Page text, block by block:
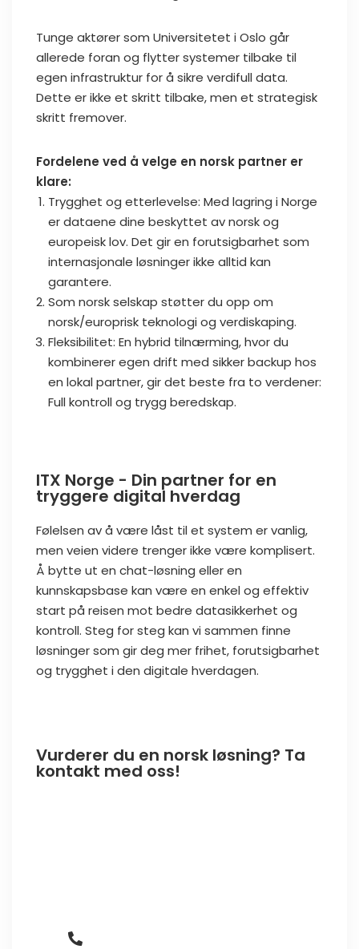
Tunge aktører som Universitetet i Oslo går
allerede foran og flytter systemer tilbake til
egen infrastruktur for å sikre verdifull data.
Dette er ikke et skritt tilbake, men et strategisk
skritt fremover.
Fordelene ved å velge en norsk partner er
klare:
Trygghet og etterlevelse: Med lagring i Norge
er dataene dine beskyttet av norsk og
europeisk lov. Det gir en forutsigbarhet som
internasjonale løsninger ikke alltid kan
garantere.
Som norsk selskap støtter du opp om
norsk/europrisk teknologi og verdiskaping.
Fleksibilitet: En hybrid tilnærming, hvor du
kombinerer egen drift med sikker backup hos
en lokal partner, gir det beste fra to verdener:
Full kontroll og trygg beredskap.
ITX Norge - Din partner for en
tryggere digital hverdag
Følelsen av å være låst til et system er vanlig,
men veien videre trenger ikke være komplisert.
Å bytte ut en chat-løsning eller en
kunnskapsbase kan være en enkel og effektiv
start på reisen mot bedre datasikkerhet og
kontroll. Steg for steg kan vi sammen finne
løsninger som gir deg mer frihet, forutsigbarhet
og trygghet i den digitale hverdagen.
Vurderer du en norsk løsning? Ta
kontakt med oss!